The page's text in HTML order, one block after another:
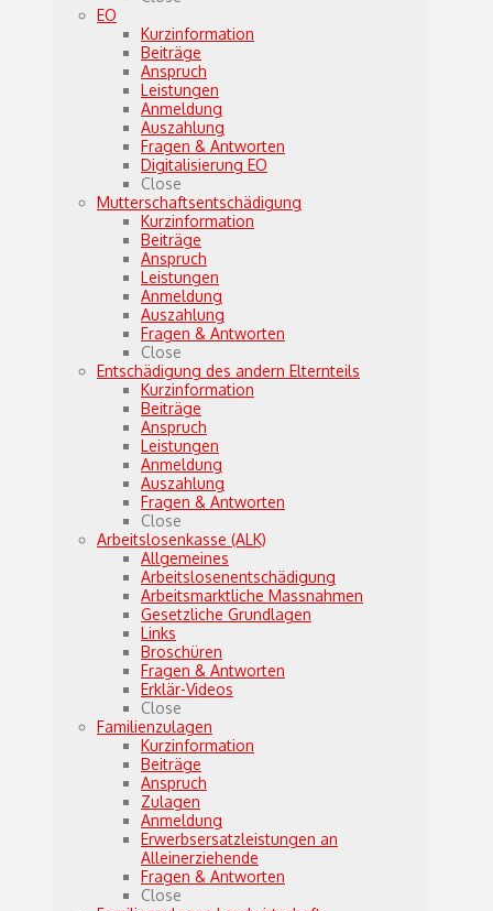
EO
Kurzinformation
Beiträge
Anspruch
Leistungen
Anmeldung
Auszahlung
Fragen & Antworten
Digitalisierung EO
Close
Mutterschaftsentschädigung
Kurzinformation
Beiträge
Anspruch
Leistungen
Anmeldung
Auszahlung
Fragen & Antworten
Close
Entschädigung des andern Elternteils
Kurzinformation
Beiträge
Anspruch
Leistungen
Anmeldung
Auszahlung
Fragen & Antworten
Close
Arbeitslosenkasse (ALK)
Allgemeines
Arbeitslosenentschädigung
Arbeitsmarktliche Massnahmen
Gesetzliche Grundlagen
Links
Broschüren
Fragen & Antworten
Erklär-Videos
Close
Familienzulagen
Kurzinformation
Beiträge
Anspruch
Zulagen
Anmeldung
Erwerbsersatzleistungen an
Alleinerziehende
Fragen & Antworten
Close